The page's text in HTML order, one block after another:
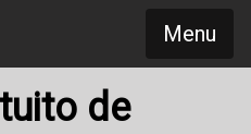
Menu
de